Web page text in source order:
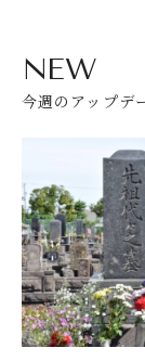
NEW
今週のアップデ